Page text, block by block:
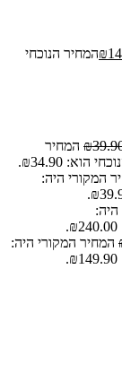
₪המחיר הנוכחי
₪ המחיר
הוא: ₪34.90.
המקורי היה:
היה:
המחיר המקורי היה: